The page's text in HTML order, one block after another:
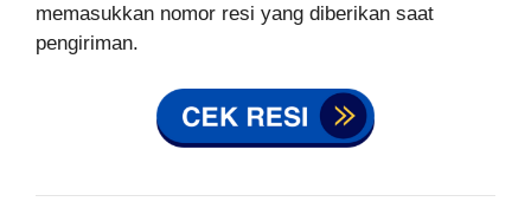
memasukkan nomor resi yang diberikan saat
pengiriman.